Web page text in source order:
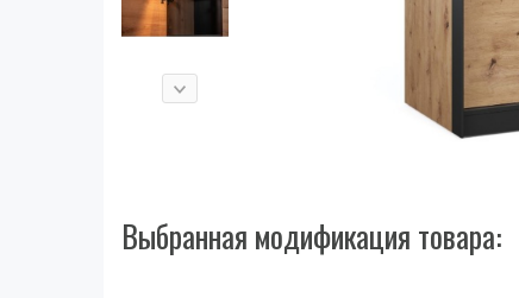
Выбранная модификация товара: